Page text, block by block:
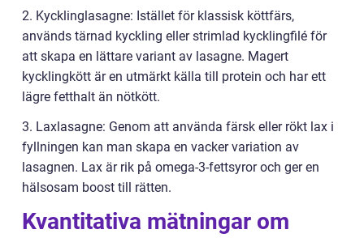
2. Kycklinglasagne: Istället för klassisk köttfärs,
används tärnad kyckling eller strimlad kycklingfilé för
att skapa en lättare variant av lasagne. Magert
kycklingkött är en utmärkt källa till protein och har ett
lägre fetthalt än nötkött.
3. Laxlasagne: Genom att använda färsk eller rökt lax i
fyllningen kan man skapa en vacker variation av
lasagnen. Lax är rik på omega-3-fettsyror och ger en
hälsosam boost till rätten.
Kvantitativa mätningar om